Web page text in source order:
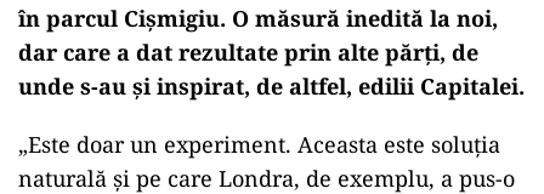
în parcul Cișmigiu. O măsură inedită la noi,
dar care a dat rezultate prin alte părți, de
unde s-au și inspirat, de altfel, edilii Capitalei.
„Este doar un experiment. Aceasta este soluția
naturală și pe care Londra, de exemplu, a pus-o